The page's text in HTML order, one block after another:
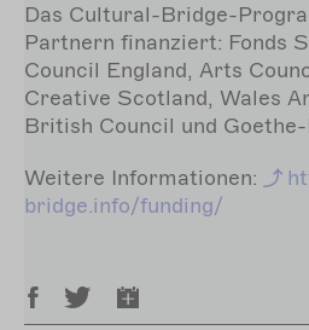
Das Cultural-Bridge-
Partnern finanziert: Fonds
Council England, Arts
Creative Scotland, Wales
British Council und
Weitere Informationen:
bridge.info/funding/